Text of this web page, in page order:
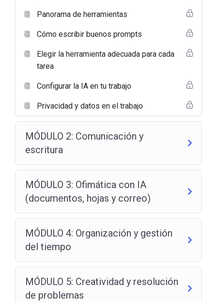
Panorama de herramientas
Cómo escribir buenos prompts
Elegir la herramienta adecuada para cada
tarea
Configurar la IA en tu trabajo
Privacidad y datos en el trabajo
MÓDULO 2: Comunicación y
escritura
MÓDULO 3: Ofimática con IA
(documentos, hojas y correo)
MÓDULO 4: Organización y gestión
del tiempo
MÓDULO 5: Creatividad y resolución
de problemas